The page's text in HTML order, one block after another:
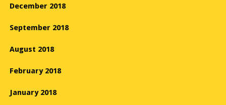
December 2018
September 2018
August 2018
February 2018
January 2018